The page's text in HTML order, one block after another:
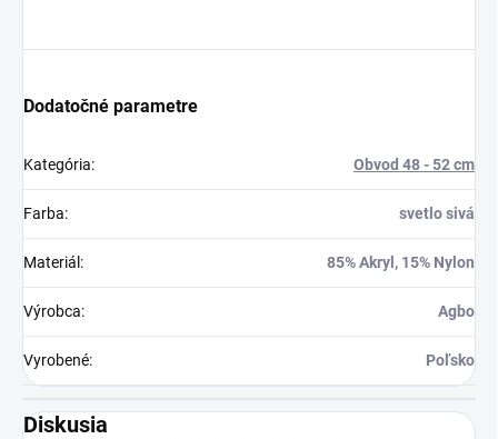
Dodatočné parametre
Kategória: Obvod 48 - 52 cm
Farba: svetlo sivá
Materiál : 85% Akryl, 15% Nylon
Výrobca: Agbo
Vyrobené: Poľsko
Diskusia